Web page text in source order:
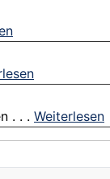
. . . Weiterlesen